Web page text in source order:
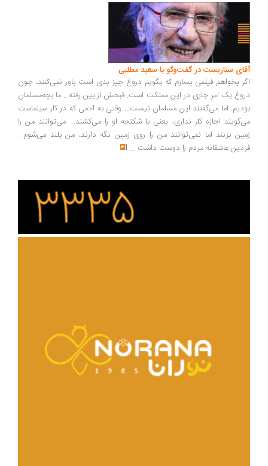
سناریست در گفت‌وگو با سعید مطلبی
بخواهم فیلمی بسازم که بگویم دروغ چیز بدی است باور نمی‌کنند، چون
یک امر جاری در این مملکت است. قبحش از بین رفته... ما بچه‌مسلمان
اما می‌گفتند این مسلمان نیست... وقتی به آدمی که در کار سینماست
اجازه کار نداری، یعنی با شکنجه او را می‌کشند... می‌توانند من را
بزنند اما نمی‌توانند من را روی زمین نگه دارند، من بلند می‌شوم...
عاشقانه مردم را دوست داشت ...